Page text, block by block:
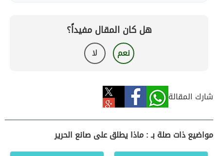
هل كان المقال مفيداً؟
نعم لا
شارك المقالة
مواضيع ذات صلة بـ : ماذا يطلق على صانع الحرير